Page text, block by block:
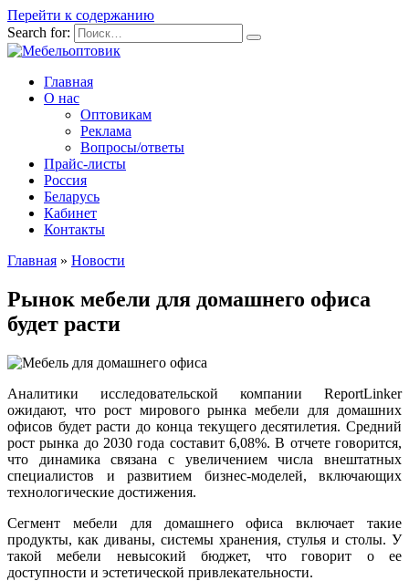
Перейти к содержанию
Search for:
Главная
О нас
Оптовикам
Реклама
Вопросы/ответы
Прайс-листы
Россия
Беларусь
Кабинет
Контакты
Главная » Новости
Рынок мебели для домашнего офиса
будет расти
Аналитики исследовательской компании ReportLinker
ожидают, что рост мирового рынка мебели для домашних
офисов будет расти до конца текущего десятилетия. Средний
рост рынка до 2030 года составит 6,08%. В отчете говорится,
что динамика связана с увеличением числа внештатных
специалистов и развитием бизнес-моделей, включающих
технологические достижения.
Сегмент мебели для домашнего офиса включает такие
продукты, как диваны, системы хранения, стулья и столы. У
такой мебели невысокий бюджет, что говорит о ее
доступности и эстетической привлекательности.